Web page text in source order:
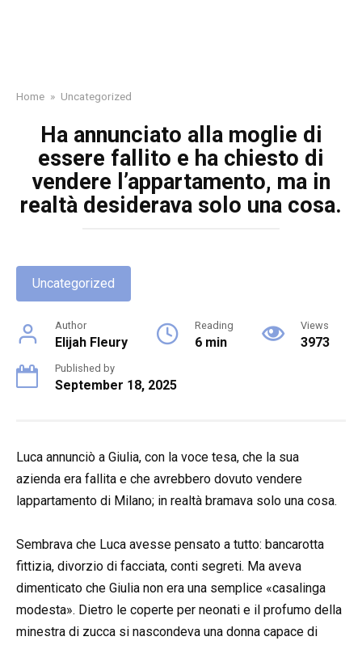
Home » Uncategorized
Ha annunciato alla moglie di
essere fallito e ha chiesto di
vendere l’appartamento, ma in
realtà desiderava solo una cosa.
Uncategorized
Author
Elijah Fleury
Reading
6 min
Views
3973
Published by
September 18, 2025
Luca annunciò a Giulia, con la voce tesa, che la sua
azienda era fallita e che avrebbero dovuto vendere
lappartamento di Milano; in realtà bramava solo una cosa.
Sembrava che Luca avesse pensato a tutto: bancarotta
fittizia, divorzio di facciata, conti segreti. Ma aveva
dimenticato che Giulia non era una semplice «casalinga
modesta». Dietro le coperte per neonati e il profumo della
minestra di zucca si nascondeva una donna capace di